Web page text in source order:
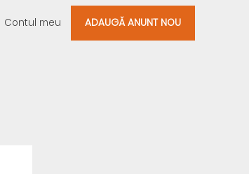
Contul meu ADAUGĂ ANUNT NOU